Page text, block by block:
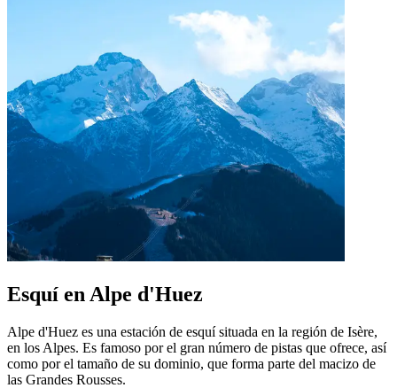
Esquí en Alpe d'Huez
Alpe d'Huez es una estación de esquí situada en la región de Isère,
en los Alpes. Es famoso por el gran número de pistas que ofrece, así
como por el tamaño de su dominio, que forma parte del macizo de
las Grandes Rousses.